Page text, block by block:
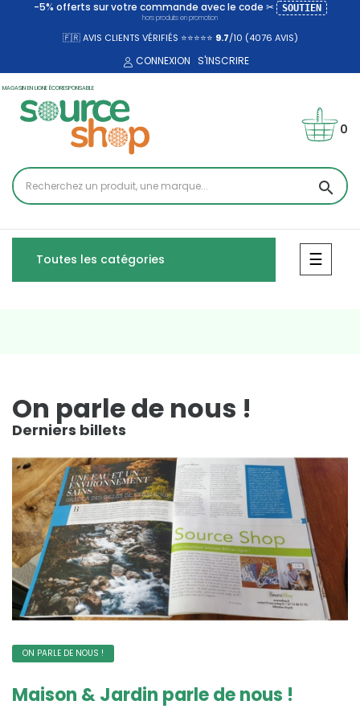
-5% offerts sur votre commande avec le code ✂ SOUTIEN
hors produits en promotion
🇫🇷 AVIS CLIENTS VÉRIFIÉS ⭐⭐⭐⭐⭐ 9.7/10 (4076 AVIS)
CONNEXION S'INSCRIRE
MAGASIN EN LIGNE ÉCORESPONSABLE
search
0
Toutes les catégories ☰
On parle de nous !
Derniers billets
ON PARLE DE NOUS !
Maison & Jardin parle de nous !